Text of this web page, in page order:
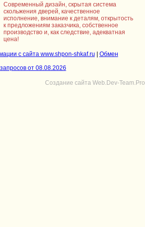
Современный дизайн, скрытая система
скольжения дверей, качественное
исполнение, внимание к деталям, открытость
к предложениям заказчика, собственное
производство и, как следствие, адекватная
цена!
с сайта www.shpon-shkaf.ru | Обмен
от 08.08.2026
Создание сайта Web.Dev-Team.Pro